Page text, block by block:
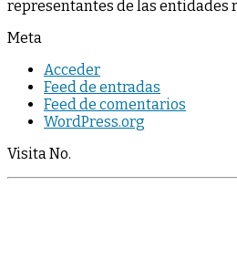
representantes de las entidades
Meta
Acceder
Feed de entradas
Feed de comentarios
WordPress.org
Visita No.